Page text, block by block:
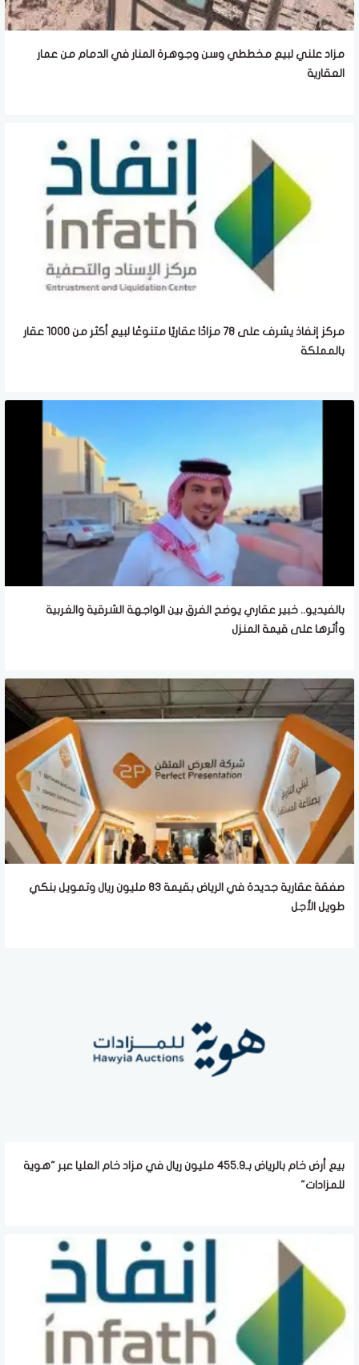
مزاد علني لبيع مخططي وسن وجوهرة المنار في الدمام من عمار
العقارية
مركز إنفاذ يشرف على 78 مزادًا عقاريًا متنوعًا لبيع أكثر من 1000 عقار
بالمملكة
بالفيديو.. خبير عقاري يوضح الفرق بين الواجهة الشرقية والغربية
وأثرها على قيمة المنزل
صفقة عقارية جديدة في الرياض بقيمة 83 مليون ريال وتمويل بنكي
طويل الأجل
بيع أرض خام بالرياض بـ455.9 مليون ريال في مزاد خام العليا عبر "هوية
للمزادات"